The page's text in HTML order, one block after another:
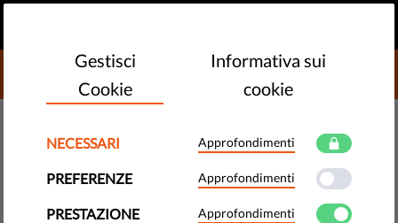
DONATE TO LIBERTIES
Commissione Europea non
stanzia fondo per le libertà
Gestisci
Cookie
Informativa sui
cookie
NECESSARI Approfondimenti
PREFERENZE Approfondimenti
PRESTAZIONE Approfondimenti